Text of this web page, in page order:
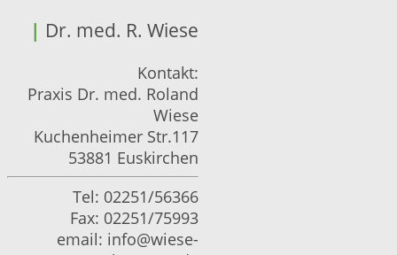
| Dr. med. R. Wiese
Kontakt:
Praxis Dr. med. Roland
Wiese
Kuchenheimer Str.117
53881 Euskirchen
Tel: 02251/56366
Fax: 02251/75993
email: info@wiese-